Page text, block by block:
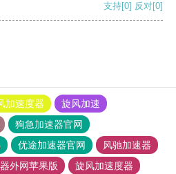
支持[0] 反对[0]
加速度器
旋风加速
狗急加速器官网
优途加速器官网
风驰加速器
外网苹果版
旋风加速度器